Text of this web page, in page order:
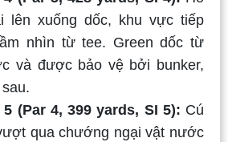
lên xuống dốc, khu vực tiếp
nhìn từ tee. Green dốc từ
và được bảo vệ bởi bunker,
5 (Par 4, 399 yards, SI 5): Cú
qua chướng ngại vật nước